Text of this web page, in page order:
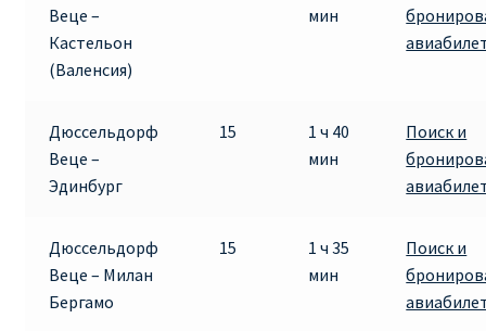
Веце –
Кастельон
(Валенсия)
мин
Дюссельдорф
Веце –
Эдинбург
15
1 ч 40
мин
Поиск и
Дюссельдорф
Веце – Милан
Бергамо
15
1 ч 35
мин
Поиск и